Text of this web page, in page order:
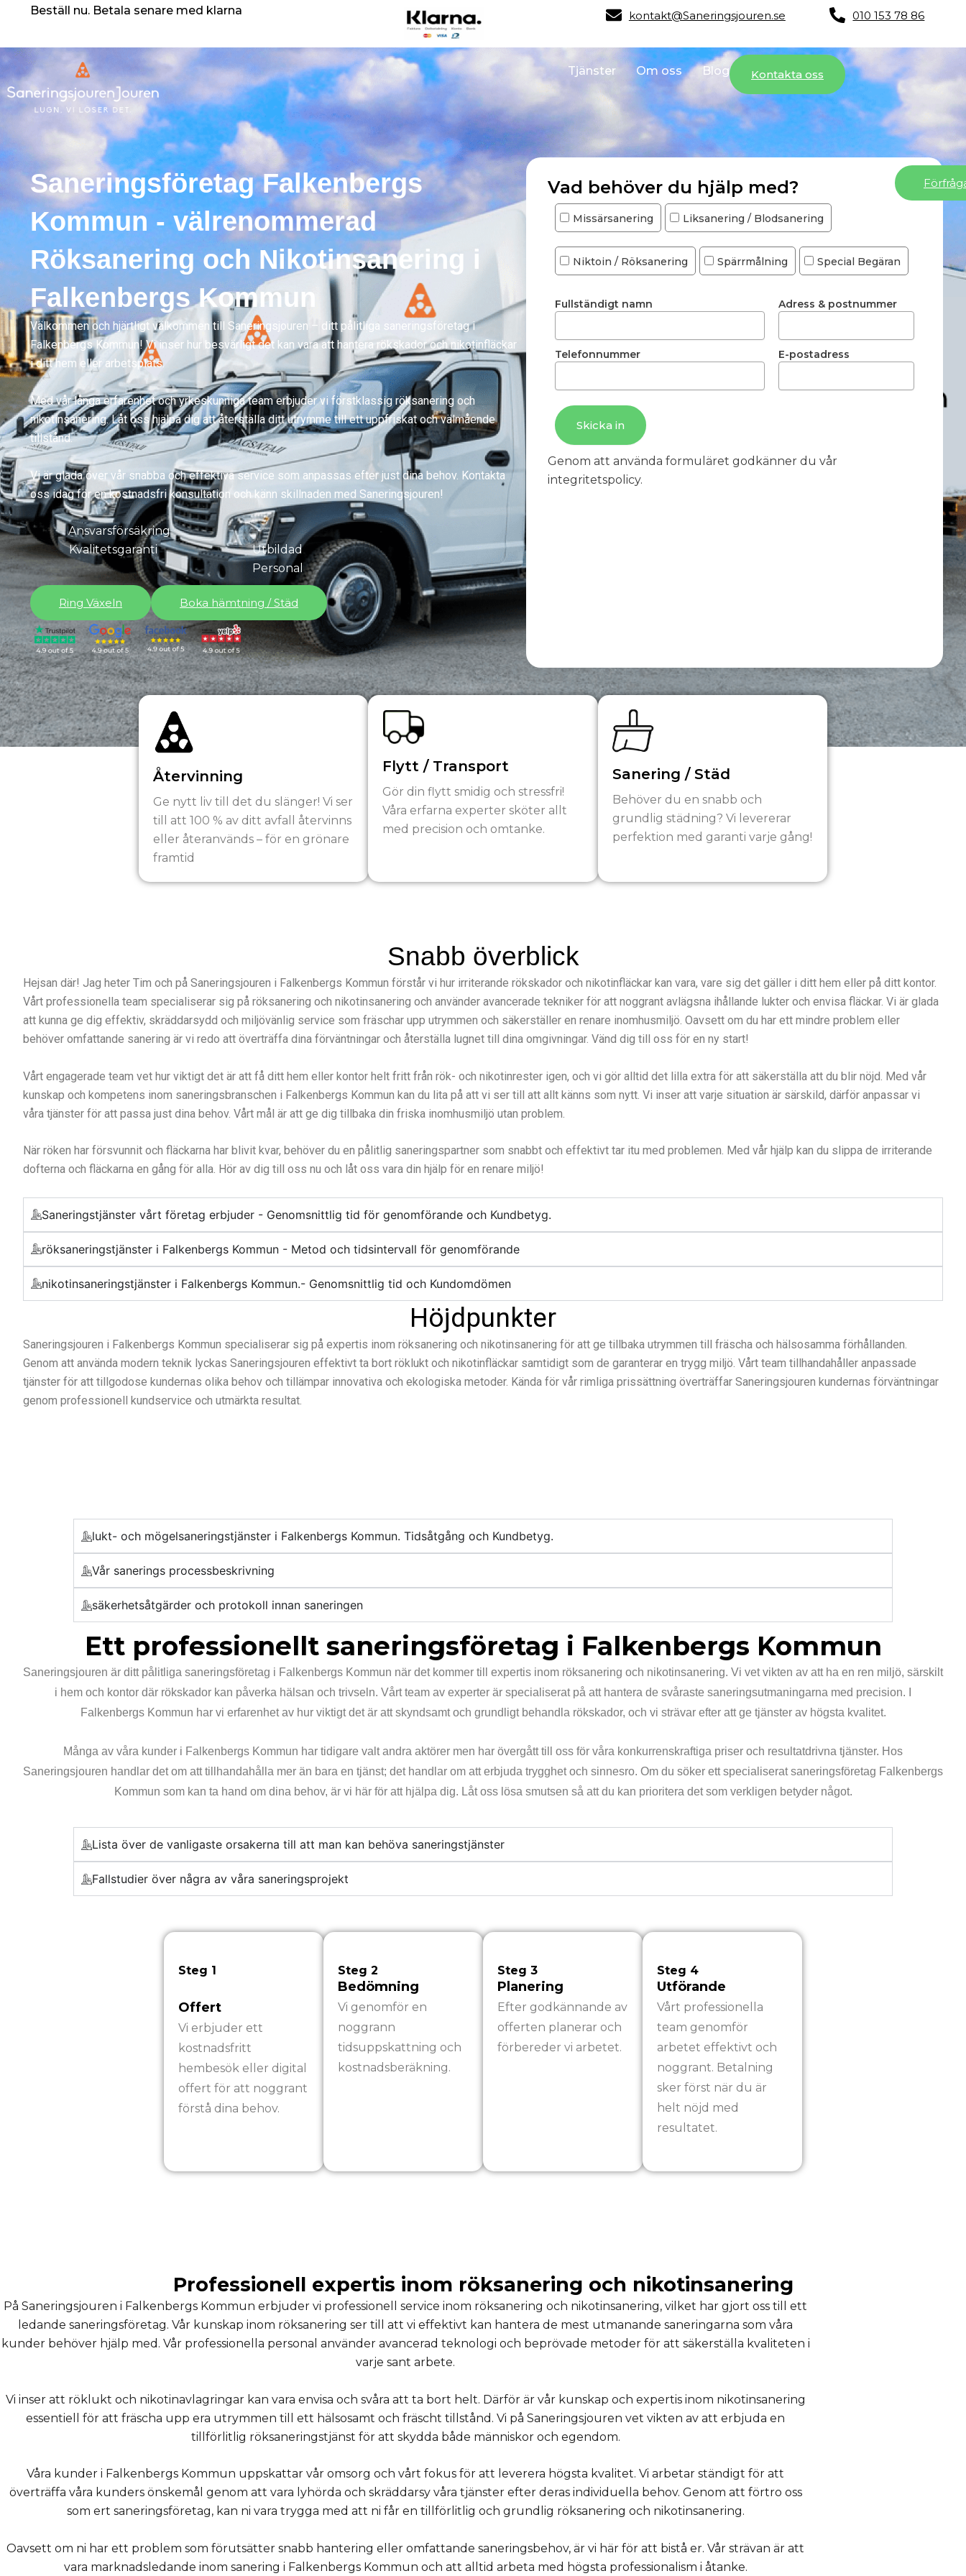
content
Beställ nu. Betala senare med klarna kontakt@Saneringsjouren.se 010 153 78 86
Tjänster Om oss Blog Kontakta oss
Saneringsföretag Falkenbergs
Kommun - välrenommerad
Röksanering och Nikotinsanering i
Falkenbergs Kommun
Välkommen och hjärtligt välkommen till Saneringsjouren – ditt pålitliga saneringsföretag i
Falkenbergs Kommun! Vi inser hur besvärligt det kan vara att hantera rökskador och nikotinfläckar
i ditt hem eller arbetsplats.
Med vår långa erfarenhet och yrkeskunniga team erbjuder vi förstklassig röksanering och
nikotinsanering. Låt oss hjälpa dig att återställa ditt utrymme till ett uppfriskat och välmående
tillstånd.
Vi är glada över vår snabba och effektiva service som anpassas efter just dina behov. Kontakta
oss idag för en kostnadsfri konsultation och känn skillnaden med Saneringsjouren!
Ansvarsförsäkring
Kvalitetsgaranti
Utbildad
Personal
Ring Växeln Boka hämtning / Städ
Vad behöver du hjälp med?
Missärsanering Liksanering / Blodsanering
Niktoin / Röksanering Spärrmålning Special Begäran
Fullständigt namn Adress & postnummer
Telefonnummer E-postadress
Skicka in
Genom att använda formuläret godkänner du vår
integritetspolicy.
Återvinning
Ge nytt liv till det du slänger! Vi ser
till att 100 % av ditt avfall återvinns
eller återanvänds – för en grönare
framtid
Flytt / Transport
Gör din flytt smidig och stressfri!
Våra erfarna experter sköter allt
med precision och omtanke.
Sanering / Städ
Behöver du en snabb och
grundlig städning? Vi levererar
perfektion med garanti varje gång!
Snabb överblick
Hejsan där! Jag heter Tim och på Saneringsjouren i Falkenbergs Kommun förstår vi hur irriterande rökskador och nikotinfläckar kan vara, vare sig det gäller i ditt hem eller på ditt kontor.
Vårt professionella team specialiserar sig på röksanering och nikotinsanering och använder avancerade tekniker för att noggrant avlägsna ihållande lukter och envisa fläckar. Vi är glada
att kunna ge dig effektiv, skräddarsydd och miljövänlig service som fräschar upp utrymmen och säkerställer en renare inomhusmiljö. Oavsett om du har ett mindre problem eller
behöver omfattande sanering är vi redo att överträffa dina förväntningar och återställa lugnet till dina omgivningar. Vänd dig till oss för en ny start!
Vårt engagerade team vet hur viktigt det är att få ditt hem eller kontor helt fritt från rök- och nikotinrester igen, och vi gör alltid det lilla extra för att säkerställa att du blir nöjd. Med vår
kunskap och kompetens inom saneringsbranschen i Falkenbergs Kommun kan du lita på att vi ser till att allt känns som nytt. Vi inser att varje situation är särskild, därför anpassar vi
våra tjänster för att passa just dina behov. Vårt mål är att ge dig tillbaka din friska inomhusmiljö utan problem.
När röken har försvunnit och fläckarna har blivit kvar, behöver du en pålitlig saneringspartner som snabbt och effektivt tar itu med problemen. Med vår hjälp kan du slippa de irriterande
dofterna och fläckarna en gång för alla. Hör av dig till oss nu och låt oss vara din hjälp för en renare miljö!
Saneringstjänster vårt företag erbjuder - Genomsnittlig tid för genomförande och Kundbetyg.
röksaneringstjänster i Falkenbergs Kommun - Metod och tidsintervall för genomförande
nikotinsaneringstjänster i Falkenbergs Kommun.- Genomsnittlig tid och Kundomdömen
Höjdpunkter
Saneringsjouren i Falkenbergs Kommun specialiserar sig på expertis inom röksanering och nikotinsanering för att ge tillbaka utrymmen till fräscha och hälsosamma förhållanden.
Genom att använda modern teknik lyckas Saneringsjouren effektivt ta bort röklukt och nikotinfläckar samtidigt som de garanterar en trygg miljö. Vårt team tillhandahåller anpassade
tjänster för att tillgodose kundernas olika behov och tillämpar innovativa och ekologiska metoder. Kända för vår rimliga prissättning överträffar Saneringsjouren kundernas förväntningar
genom professionell kundservice och utmärkta resultat.
lukt- och mögelsaneringstjänster i Falkenbergs Kommun. Tidsåtgång och Kundbetyg.
Vår sanerings processbeskrivning
säkerhetsåtgärder och protokoll innan saneringen
Ett professionellt saneringsföretag i Falkenbergs Kommun
Saneringsjouren är ditt pålitliga saneringsföretag i Falkenbergs Kommun när det kommer till expertis inom röksanering och nikotinsanering. Vi vet vikten av att ha en ren miljö, särskilt
i hem och kontor där rökskador kan påverka hälsan och trivseln. Vårt team av experter är specialiserat på att hantera de svåraste saneringsutmaningarna med precision. I
Falkenbergs Kommun har vi erfarenhet av hur viktigt det är att skyndsamt och grundligt behandla rökskador, och vi strävar efter att ge tjänster av högsta kvalitet.
Många av våra kunder i Falkenbergs Kommun har tidigare valt andra aktörer men har övergått till oss för våra konkurrenskraftiga priser och resultatdrivna tjänster. Hos
Saneringsjouren handlar det om att tillhandahålla mer än bara en tjänst; det handlar om att erbjuda trygghet och sinnesro. Om du söker ett specialiserat saneringsföretag Falkenbergs
Kommun som kan ta hand om dina behov, är vi här för att hjälpa dig. Låt oss lösa smutsen så att du kan prioritera det som verkligen betyder något.
Lista över de vanligaste orsakerna till att man kan behöva saneringstjänster
Fallstudier över några av våra saneringsprojekt
Steg 1
Offert
Vi erbjuder ett
kostnadsfritt
hembesök eller digital
offert för att noggrant
förstå dina behov.
Steg 2
Bedömning
Vi genomför en
noggrann
tidsuppskattning och
kostnadsberäkning.
Steg 3
Planering
Efter godkännande av
offerten planerar och
förbereder vi arbetet.
Steg 4
Utförande
Vårt professionella
team genomför
arbetet effektivt och
noggrant. Betalning
sker först när du är
helt nöjd med
resultatet.
Professionell expertis inom röksanering och nikotinsanering
På Saneringsjouren i Falkenbergs Kommun erbjuder vi professionell service inom röksanering och nikotinsanering, vilket har gjort oss till ett
ledande saneringsföretag. Vår kunskap inom röksanering ser till att vi effektivt kan hantera de mest utmanande saneringarna som våra
kunder behöver hjälp med. Vår professionella personal använder avancerad teknologi och beprövade metoder för att säkerställa kvaliteten i
varje sant arbete.
Vi inser att röklukt och nikotinavlagringar kan vara envisa och svåra att ta bort helt. Därför är vår kunskap och expertis inom nikotinsanering
essentiell för att fräscha upp era utrymmen till ett hälsosamt och fräscht tillstånd. Vi på Saneringsjouren vet vikten av att erbjuda en
tillförlitlig röksaneringstjänst för att skydda både människor och egendom.
Våra kunder i Falkenbergs Kommun uppskattar vår omsorg och vårt fokus för att leverera högsta kvalitet. Vi arbetar ständigt för att
överträffa våra kunders önskemål genom att vara lyhörda och skräddarsy våra tjänster efter deras individuella behov. Genom att förtro oss
som ert saneringsföretag, kan ni vara trygga med att ni får en tillförlitlig och grundlig röksanering och nikotinsanering.
Oavsett om ni har ett problem som förutsätter snabb hantering eller omfattande saneringsbehov, är vi här för att bistå er. Vår strävan är att
vara marknadsledande inom sanering i Falkenbergs Kommun och att alltid arbeta med högsta professionalism i åtanke.